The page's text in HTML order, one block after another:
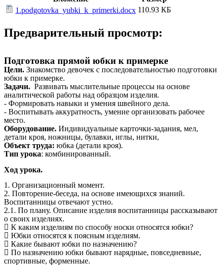
1.podgotovka_yubki_k_primerki.docx 110.93 КБ
Предварительный просмотр:
Подготовка прямой юбки к примерке
Цели. Знакомство девочек с последовательностью подготовки
юбки к примерке.
Задачи. Развивать мыслительные процессы на основе
аналитической работы над образцом изделия.
- Формировать навыки и умения швейного дела.
- Воспитывать аккуратность, умение организовать рабочее
место.
Оборудование. Индивидуальные карточки-задания, мел,
детали кроя, ножницы, булавки, иглы, нитки,
Объект труда: юбка (детали кроя).
Тип урока: комбинированный.
Ход урока.
1. Организационный момент.
2. Повторение-беседа, на основе имеющихся знаний.
Воспитанницы отвечают устно.
2.1. По плану. Описание изделия воспитанницы рассказывают
о своих изделиях.
 К каким изделиям по способу носки относятся юбки?
 Юбки относятся к поясным изделиям.
 Какие бывают юбки по назначению?
 По назначению юбки бывают нарядные, повседневные,
спортивные, форменные.